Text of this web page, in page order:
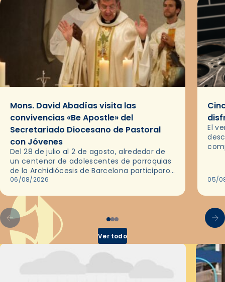
Mons. David Abadías visita las
convivencias «Be Apostle» del
Secretariado Diocesano de Pastoral
con Jóvenes
Del 28 de julio al 2 de agosto, alrededor de
un centenar de adolescentes de parroquias
de la Archidiócesis de Barcelona participaron
en las convivencias Be Apostle, organizadas
06/08/2026
El
05/
Ver todo